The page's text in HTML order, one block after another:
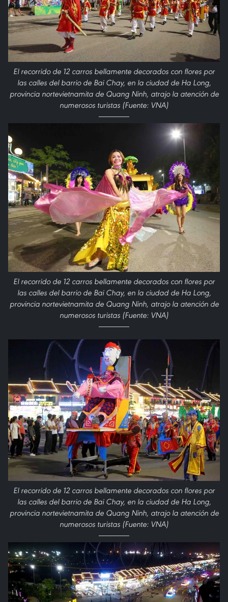
El recorrido de 12 carros bellamente decorados con flores por
las calles del barrio de Bai Chay, en la ciudad de Ha Long,
provincia nortevietnamita de Quang Ninh, atrajo la atención de
numerosos turistas (Fuente: VNA)
El recorrido de 12 carros bellamente decorados con flores por
las calles del barrio de Bai Chay, en la ciudad de Ha Long,
provincia nortevietnamita de Quang Ninh, atrajo la atención de
numerosos turistas (Fuente: VNA)
El recorrido de 12 carros bellamente decorados con flores por
las calles del barrio de Bai Chay, en la ciudad de Ha Long,
provincia nortevietnamita de Quang Ninh, atrajo la atención de
numerosos turistas (Fuente: VNA)